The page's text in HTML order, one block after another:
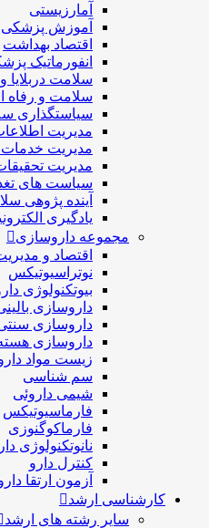
آمارزیستی
آموزش پزشکی
اقتصاد بهداشت
انفورماتیک
سلامت دربلايا
سلامت و رفاه
سیاستگذاری
مدیریت
مدیریت خدمات
مدیریت
سیاست های
آینده پژوهی
یادگیری
مجموعه داروسازی
اقتصاد و
نوتراسیوتیکس
بيوتكنولوژی
داروسازی
داروسازی
داروسازی
زیست مواد
سم شناسی
شيمی داروئی
فارماسيوتيكس
فارماكوگنوزی
نانوتکنولوژی
كنترل دارو
آزمون ارتقا
کارشناسی ارشد
سایر رشته های ارشد